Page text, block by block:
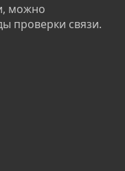
можно
проверки связи.